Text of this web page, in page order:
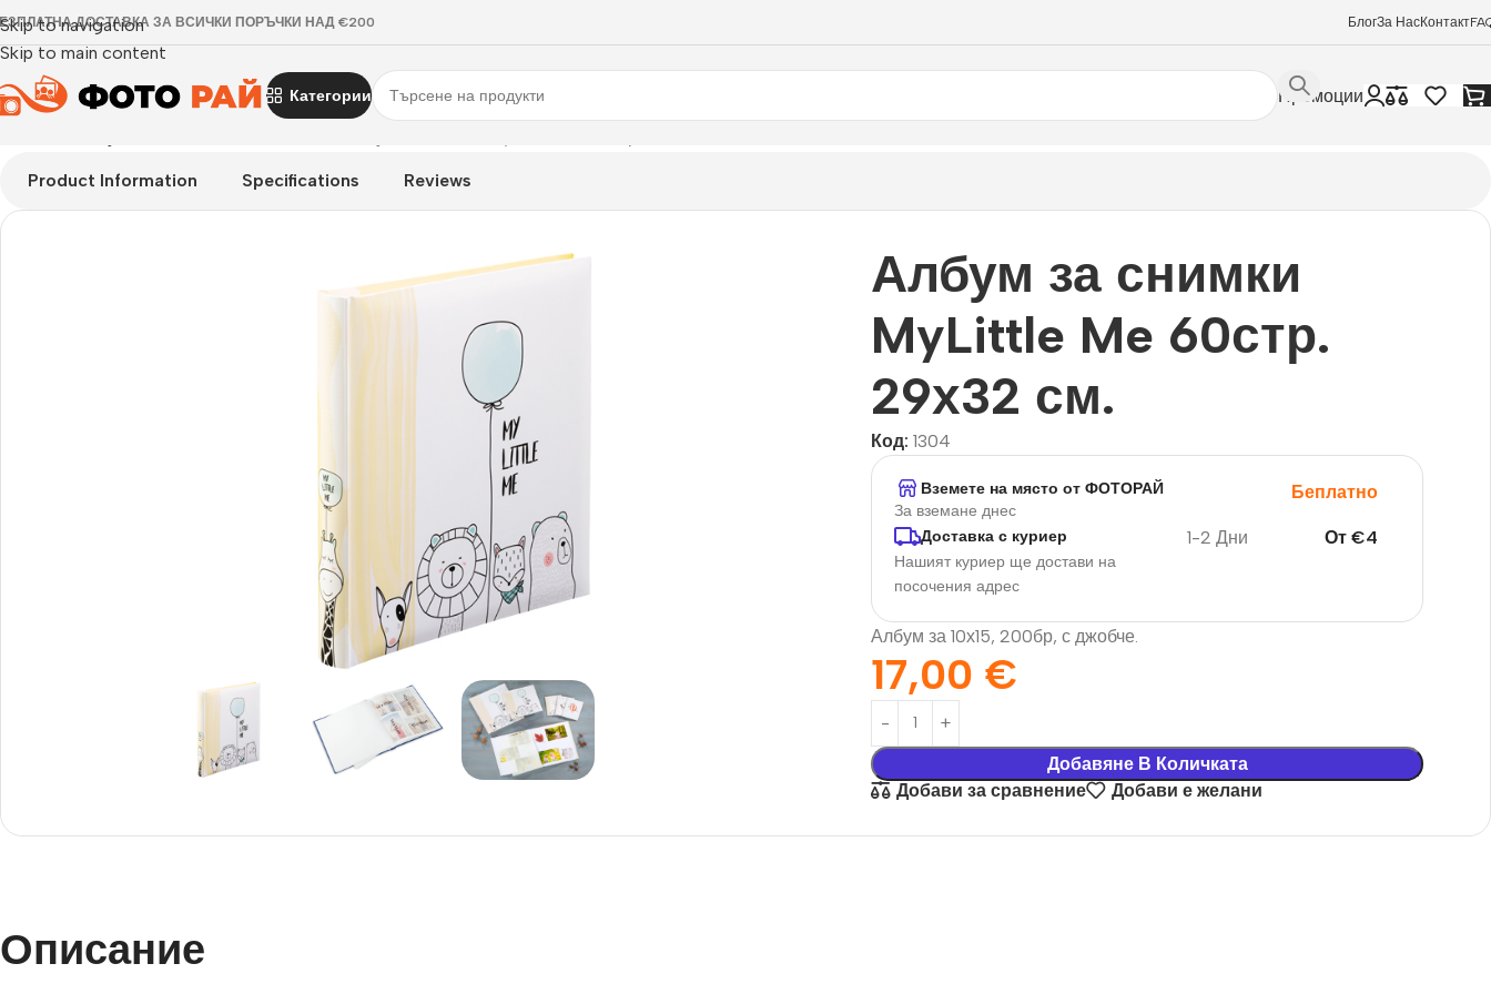
Skip to navigation
Skip to main content
ДОСТАВКА ЗА ВСИЧКИ ПОРЪЧКИ НАД €200 БлогЗа НасКонтакт
Категории
Промоции
Product Information Specifications Reviews
Албум за снимки
MyLittle Me 60стр.
29х32 см.
Код:1304
Вземете на място от ФОТОРАЙ
За вземане днес
Беплатно
Доставка с куриер
Нашият куриер ще достави на
посочения адрес
1-2 Дни От €4
Албум за 10х15, 200бр, с джобче.
17,00€
Добавяне В Количката
Добави за сравнение
Добави е желани
Описание